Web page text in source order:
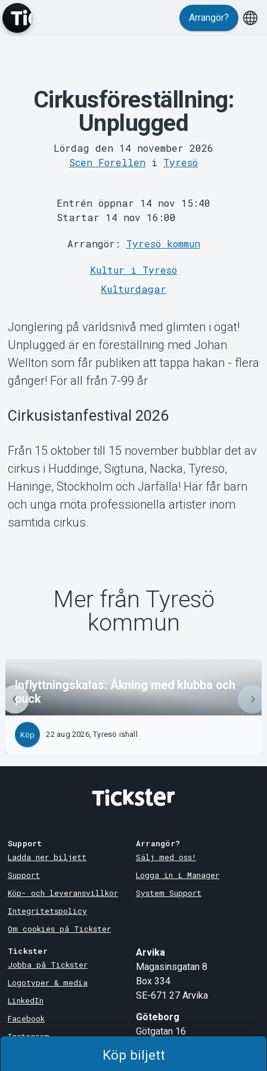
MyTickster
Support
Om Tickster
Arrangör?
Cirkusföreställning:
Unplugged
Lördag den 14 november 2026
Scen Forellen i Tyresö
Köp biljett
Entrén öppnar 14 nov 15:40
Startar 14 nov 16:00
Arrangör: Tyresö kommun
Kultur i Tyresö
Kulturdagar
Jonglering på världsnivå med glimten i ögat!
Unplugged är en föreställning med Johan
Wellton som får publiken att tappa hakan - flera
gånger! För all från 7-99 år
Cirkusistanfestival 2026
Från 15 oktober till 15 november bubblar det av
cirkus i Huddinge, Sigtuna, Nacka, Tyresö,
Haninge, Stockholm och Järfälla! Här får barn
och unga möta professionella artister inom
samtida cirkus.
Mer från Tyresö
kommun
Inflyttningskalas: Åkning med klubba och
puck
Köp 22 aug 2026, Tyresö ishall
Support
Ladda ner biljett
Support
Köp- och leveransvillkor
Integritetspolicy
Om cookies på Tickster
Arrangör?
Sälj med oss!
Logga in i Manager
System Support
Tickster
Jobba på Tickster
Logotyper & media
LinkedIn
Facebook
Instagram
Arvika
Magasinsgatan 8
Box 334
SE-671 27 Arvika
Göteborg
Götgatan 16